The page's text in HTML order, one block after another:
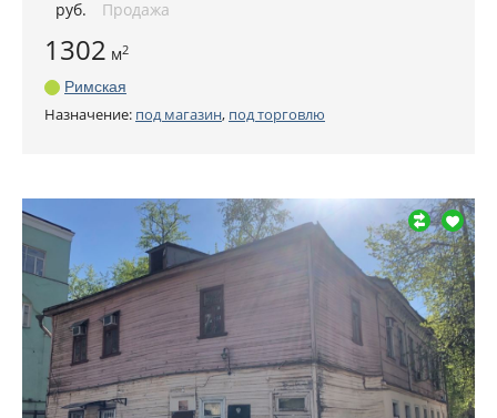
руб. Продажа
1302 м2
Римская
Назначение: под магазин, под торговлю